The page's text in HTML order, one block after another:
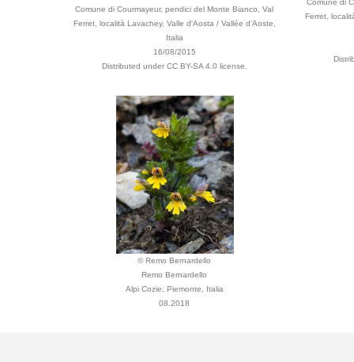
Comune di Courmayeur, pendici del Monte Bianco, Val
Ferret, località Lavachey, Valle d'Aosta / Vallée d'Aoste,
Italia
16/08/2015
Distributed under CC BY-SA 4.0 license.
Comune di
Ferret,
© Remo Bernardello
Remo Bernardello
Alpi Cozie, Piemonte, Italia
08.2018